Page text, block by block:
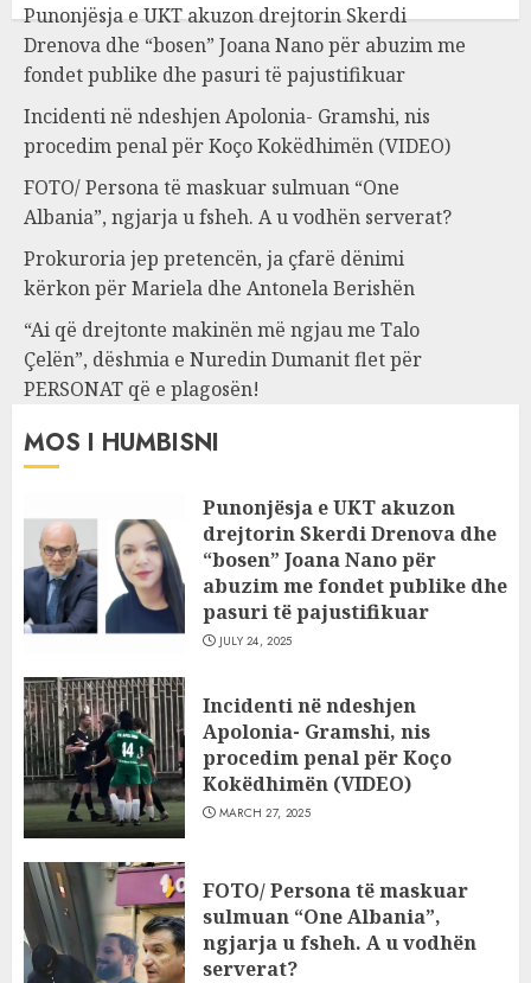
Punonjësja e UKT akuzon drejtorin Skerdi
Drenova dhe “bosen” Joana Nano për abuzim me
fondet publike dhe pasuri të pajustifikuar
Incidenti në ndeshjen Apolonia- Gramshi, nis
procedim penal për Koço Kokëdhimën (VIDEO)
FOTO/ Persona të maskuar sulmuan “One
Albania”, ngjarja u fsheh. A u vodhën serverat?
Prokuroria jep pretencën, ja çfarë dënimi
kërkon për Mariela dhe Antonela Berishën
“Ai që drejtonte makinën më ngjau me Talo
Çelën”, dëshmia e Nuredin Dumanit flet për
PERSONAT që e plagosën!
MOS I HUMBISNI
Punonjësja e UKT akuzon
drejtorin Skerdi Drenova dhe
“bosen” Joana Nano për
abuzim me fondet publike dhe
pasuri të pajustifikuar
JULY 24, 2025
Incidenti në ndeshjen
Apolonia- Gramshi, nis
procedim penal për Koço
Kokëdhimën (VIDEO)
MARCH 27, 2025
FOTO/ Persona të maskuar
sulmuan “One Albania”,
ngjarja u fsheh. A u vodhën
serverat?